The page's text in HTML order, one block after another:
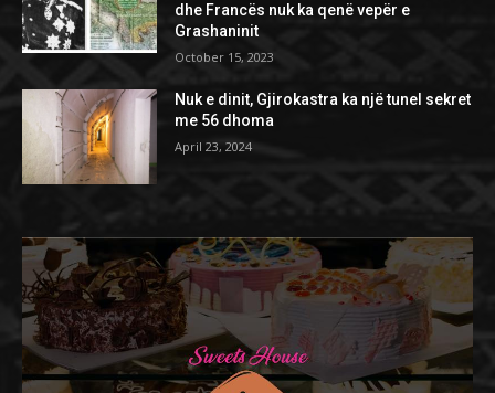
dhe Francës nuk ka qenë vepër e
Grashaninit
October 15, 2023
Nuk e dinit, Gjirokastra ka një tunel sekret
me 56 dhoma
April 23, 2024